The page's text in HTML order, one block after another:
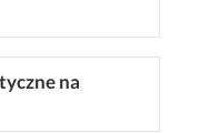
na